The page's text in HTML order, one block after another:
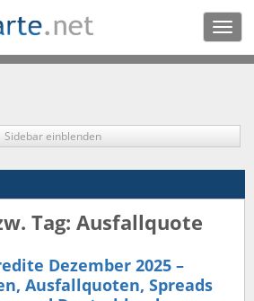
Sidebar einblenden
Tag: Ausfallquote
Dezember 2025 –
Ausfallquoten, Spreads